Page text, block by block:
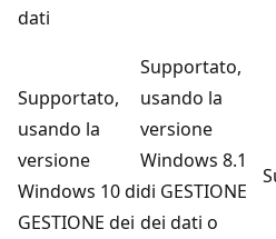
dati
Supportato,
usando la
versione
Windows 10 di
GESTIONE dei
Supportato,
usando la
versione
Windows 8.1
di GESTIONE
dei dati o